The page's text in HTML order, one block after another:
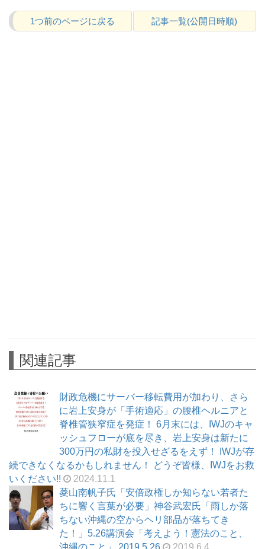
1つ前のページに戻る 記事一覧(公開日時順)
関連記事
財政危機にサーバー移転費用が加わり、さら
に岩上安身が「手術適応」の腰椎ヘルニアと
脊椎管狭窄症を発症！ 6月末には、IWJのキャ
ッシュフローが底を尽き、岩上安身は新たに
300万円の私財を投入せざるをえず！ IWJが存
続できなくなるかもしれません！ どうぞ皆様、IWJをお救
いください!!
2024.11.1
菱山南帆子氏「安倍政権しか知らない若者た
ちに響く言葉が必要」神谷武宏氏「雨しか落
ちない沖縄の空からヘリ部品が落ちてき
た！」5.26講演会「考えよう！憲法のこと、
沖縄のこと」 2019.5.26
2019.6.4